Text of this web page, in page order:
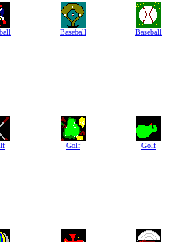
Baseball Baseball
Golf Golf